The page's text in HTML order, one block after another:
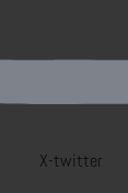
X-twitter